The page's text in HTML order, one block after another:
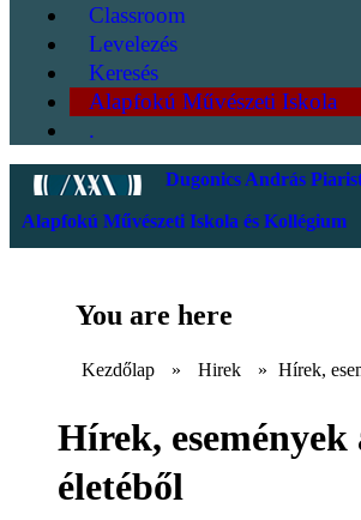
Classroom
Levelezés
Keresés
Alapfokú Művészeti Iskola
.
Dugonics András
Alapfokú Művészeti Iskola és Kollégium
You are here
Kezdőlap » Hirek » Hírek,
Hírek, események
életéből